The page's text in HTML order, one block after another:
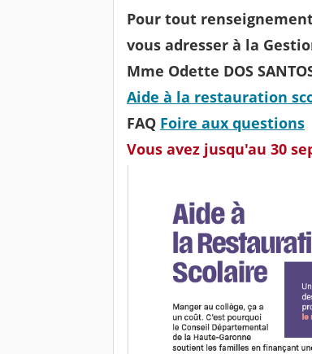
Pour tout
vous adresser à la
Mme Odette DOS
Aide à la restauration
FAQ Foire aux questions
Vous avez jusqu'au 30